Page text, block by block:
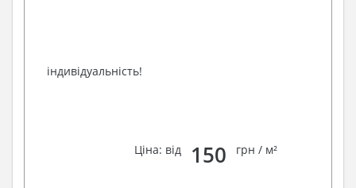
індивідуальність!
Ціна: від 150 грн / м²